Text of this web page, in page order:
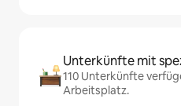
Unterkünfte mit
110 Unterkünfte
Arbeitsplatz.